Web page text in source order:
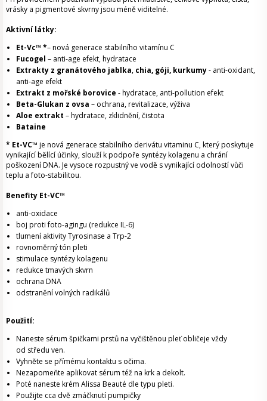
vrásky a pigmentové skvrny jsou méně viditelné.
Aktivní látky:
Et-Vc™ *– nová generace stabilního vitamínu C
Fucogel – anti-age efekt, hydratace
Extrakty z granátového jablka, chia, góji, kurkumy- anti-oxidant,
anti-age efekt
Extrakt z mořské borovice - hydratace, anti-pollution efekt
Beta-Glukan z ovsa – ochrana, revitalizace, výživa
Aloe extrakt – hydratace, zklidnění, čistota
Bataine
* Et-VC™ je nová generace stabilního derivátu vitaminu C, který poskytuje
vynikající bělící účinky, slouží k podpoře syntézy kolagenu a chrání
poškození DNA. Je vysoce rozpustný ve vodě s vynikající odolností vůči
teplu a foto-stabilitou.
Benefity Et-VC™
anti-oxidace
boj proti foto-agingu (redukce IL-6)
tlumení aktivity Tyrosinase a Trp-2
rovnoměrný tón pleti
stimulace syntézy kolagenu
redukce tmavých skvrn
ochrana DNA
odstranění volných radikálů
Použití:
Naneste sérum špičkami prstů na vyčištěnou pleť obličeje vždy
od středu ven.
Vyhněte se přímému kontaktu s očima.
Nezapomeňte aplikovat sérum též na krk a dekolt.
Poté naneste krém Alissa Beauté dle typu pleti.
Použijte cca dvě zmáčknutí pumpičky